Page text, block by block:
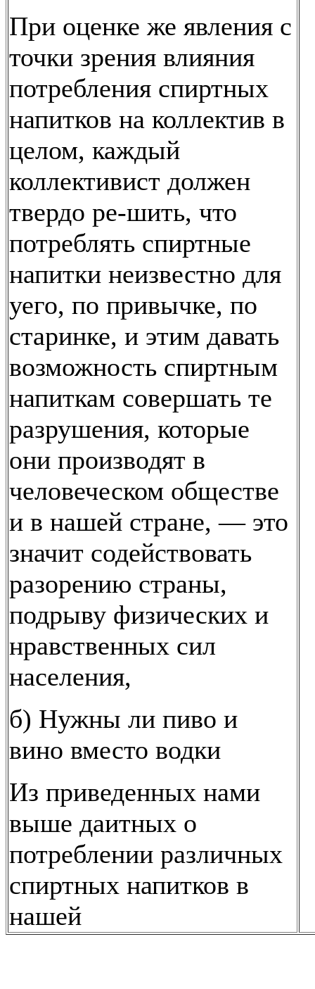
При оценке же явления с
точки зрения влияния
потребления спиртных
напитков на коллектив в
целом, каждый
коллективист должен
твердо ре-шить, что
потреблять спиртные
напитки неизвестно для
уего, по привычке, по
старинке, и этим давать
возможность спиртным
напиткам совершать те
разрушения, которые
они производят в
человеческом обществе
и в нашей стране, — это
значит содействовать
разорению страны,
подрыву физических и
нравственных сил
населения,
б) Нужны ли пиво и
вино вместо водки
Из приведенных нами
выше даитных о
потреблении различных
спиртных напитков в
нашей